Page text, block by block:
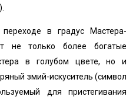
в градус Мастера-
не только более богатые
в голубом цвете, но и
змий-искуситель (символ
для пристегивания